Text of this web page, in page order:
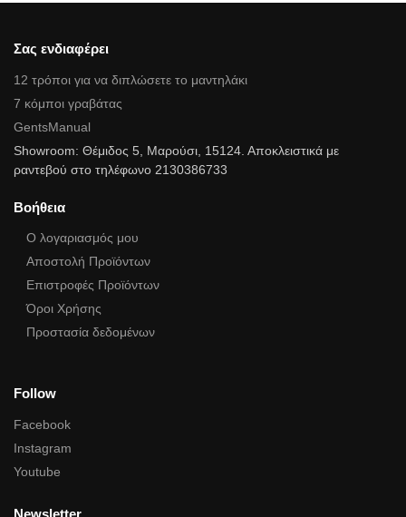
Σας ενδιαφέρει
12 τρόποι για να διπλώσετε το μαντηλάκι
7 κόμποι γραβάτας
GentsManual
Showroom: Θέμιδος 5, Μαρούσι, 15124. Αποκλειστικά με
ραντεβού στο τηλέφωνο 2130386733
Βοήθεια
Ο λογαριασμός μου
Αποστολή Προϊόντων
Επιστροφές Προϊόντων
Όροι Χρήσης
Προστασία δεδομένων
Follow
Facebook
Instagram
Youtube
Newsletter